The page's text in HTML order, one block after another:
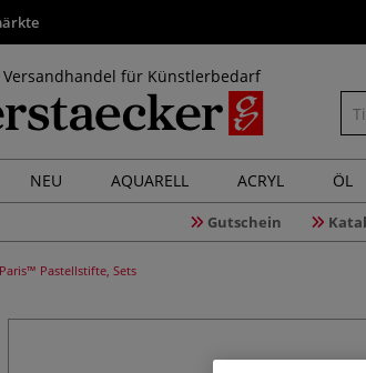
für Künstlerbedarf
NEU AQUARELL ACRYL ÖL
Gutschein
Pastellstifte, Sets